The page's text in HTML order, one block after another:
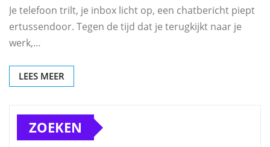
Je telefoon trilt, je inbox licht op, een chatbericht piept
ertussendoor. Tegen de tijd dat je terugkijkt naar je
werk,…
LEES MEER
ZOEKEN